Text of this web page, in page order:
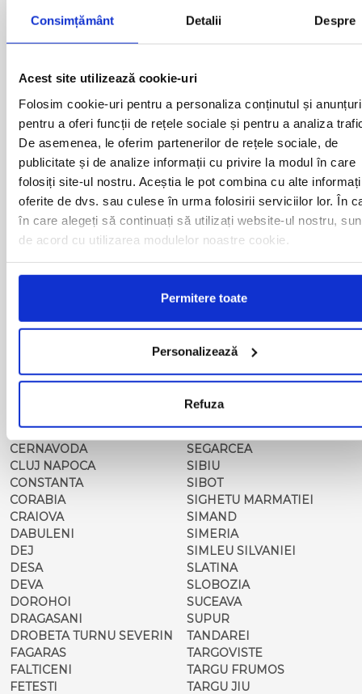
Consimțământ Detalii Despre
Acest site utilizează cookie-uri
Folosim cookie-uri pentru a personaliza conținutul și
pentru a oferi funcții de rețele sociale și pentru a analiza
De asemenea, le oferim partenerilor de rețele sociale, de
publicitate și de analize informații cu privire la modul în care
folosiți site-ul nostru. Aceștia le pot combina cu alte
oferite de dvs. sau culese în urma folosirii serviciilor lor. În
în care alegeți să continuați să utilizați website-ul nostru,
de acord cu utilizarea modulelor noastre cookie.
Permitere toate
Personalizează
Refuza
BAILE HERCULANE
BAILESTI
BALS-OT
BARLAD
BECHET
BECLEAN
BISTRET
BISTRITA
BLAJ
BRAILA
BRASOV
BUCURESTI AGENTIE
BUZAU
CALARASI-DOLJ
CARACAL
CARNA
CERNAVODA
CLUJ NAPOCA
CONSTANTA
CORABIA
CRAIOVA
DABULENI
DEJ
DESA
DEVA
DOROHOI
DRAGASANI
DROBETA TURNU SEVERIN
FAGARAS
FALTICENI
FETESTI
ONESTI
ORADEA
PASCANI
PERISOR
PETROSANI
PIATRA NEAMT
PISCU VECHI
PITESTI
PLOIESTI
POIANA MARE
RADOVAN
RAST
REGHIN
RESITA
ROMAN
ROSIORII DE VEDE
SALONTA
SARMASAG
SEBES
SEGARCEA
SIBIU
SIBOT
SIGHETU MARMATIEI
SIMAND
SIMERIA
SIMLEU SILVANIEI
SLATINA
SLOBOZIA
SUCEAVA
SUPUR
TANDAREI
TARGOVISTE
TARGU FRUMOS
TARGU JIU